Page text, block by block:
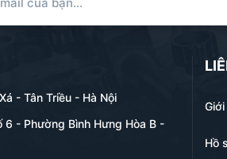
- Tân Triều - Hà Nội
- Phường Bình Hưng Hòa B -
Hồ